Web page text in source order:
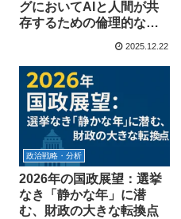
グにおいてAIと人間が共
存するための倫理的な指
2025.12.22
政治戦略・分析
2026年の国政展望：選挙
なき「静かな年」に潜
む、財政の大きな転換点